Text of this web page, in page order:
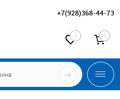
+7(928)368-44-73
0 0